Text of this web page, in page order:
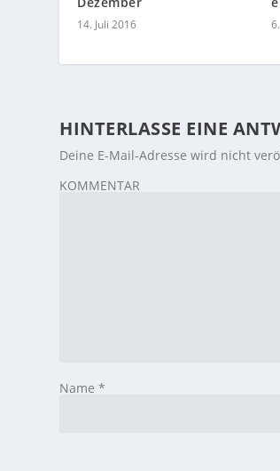
14. Juli 2016
HINTERLASSE EINE
Deine E-Mail-Adresse wird nicht
KOMMENTAR
Name*